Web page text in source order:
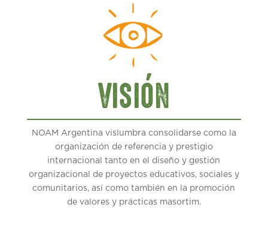
VISIÓN
NOAM Argentina vislumbra consolidarse como la
organización de referencia y prestigio
internacional tanto en el diseño y gestión
organizacional de proyectos educativos, sociales y
comunitarios, así como también en la promoción
de valores y prácticas masortim.